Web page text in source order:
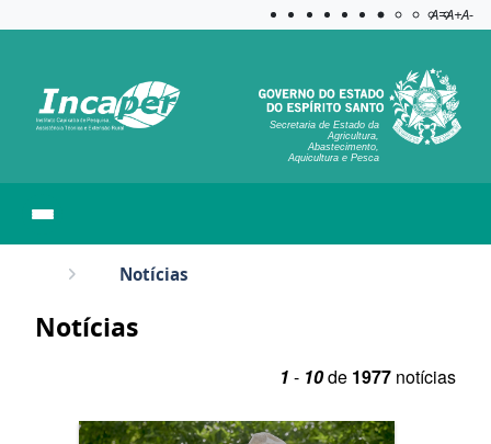
Aplicar
A=A+A-
Secretaria de Estado da
Agricultura,
Abastecimento,
Aquicultura e Pesca
Notícias
Notícias
1 - 10de 1977 notícias